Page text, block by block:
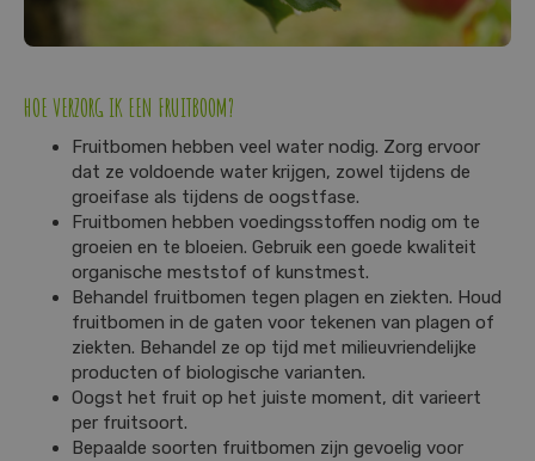
HOE VERZORG IK EEN FRUITBOOM?
Fruitbomen hebben veel water nodig. Zorg ervoor
dat ze voldoende water krijgen, zowel tijdens de
groeifase als tijdens de oogstfase.
Fruitbomen hebben voedingsstoffen nodig om te
groeien en te bloeien. Gebruik een goede kwaliteit
organische meststof of kunstmest.
Behandel fruitbomen tegen plagen en ziekten. Houd
fruitbomen in de gaten voor tekenen van plagen of
ziekten. Behandel ze op tijd met milieuvriendelijke
producten of biologische varianten.
Oogst het fruit op het juiste moment, dit varieert
per fruitsoort.
Bepaalde soorten fruitbomen zijn gevoelig voor